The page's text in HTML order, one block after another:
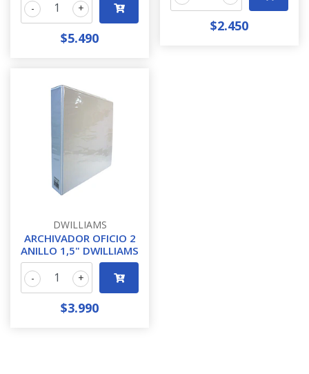
+
-
$5.490
$2.450
DWILLIAMS
ARCHIVADOR OFICIO 2
ANILLO 1,5" DWILLIAMS
+
-
$3.990